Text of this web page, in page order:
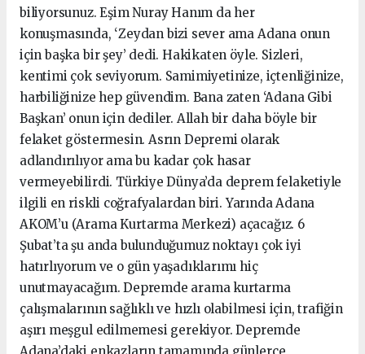
biliyorsunuz. Eşim Nuray Hanım da her
konuşmasında, ‘Zeydan bizi sever ama Adana onun
için başka bir şey’ dedi. Hakikaten öyle. Sizleri,
kentimi çok seviyorum. Samimiyetinize, içtenliğinize,
harbiliğinize hep güvendim. Bana zaten ‘Adana Gibi
Başkan’ onun için dediler. Allah bir daha böyle bir
felaket göstermesin. Asrın Depremi olarak
adlandırılıyor ama bu kadar çok hasar
vermeyebilirdi. Türkiye Dünya’da deprem felaketiyle
ilgili en riskli coğrafyalardan biri. Yarında Adana
AKOM’u (Arama Kurtarma Merkezi) açacağız. 6
Şubat’ta şu anda bulunduğumuz noktayı çok iyi
hatırlıyorum ve o gün yaşadıklarımı hiç
unutmayacağım. Depremde arama kurtarma
çalışmalarının sağlıklı ve hızlı olabilmesi için, trafiğin
aşırı meşgul edilmemesi gerekiyor. Depremde
Adana’daki enkazların tamamında günlerce